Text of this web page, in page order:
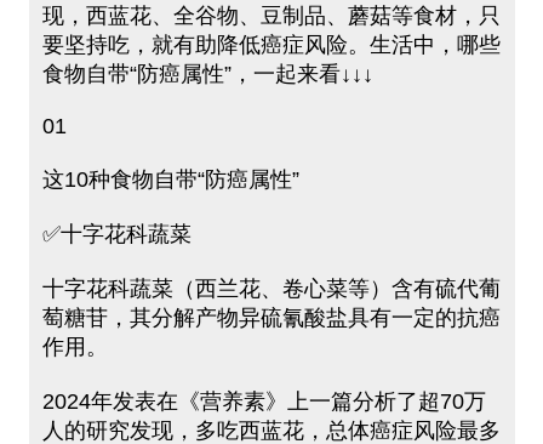
现，西蓝花、全谷物、豆制品、蘑菇等食材，只
要坚持吃，就有助降低癌症风险。生活中，哪些
食物自带“防癌属性”，一起来看↓↓↓
01
这10种食物自带“防癌属性”
✅十字花科蔬菜
十字花科蔬菜（西兰花、卷心菜等）含有硫代葡
萄糖苷，其分解产物异硫氰酸盐具有一定的抗癌
作用。
2024年发表在《营养素》上一篇分析了超70万
人的研究发现，多吃西蓝花，总体癌症风险最多